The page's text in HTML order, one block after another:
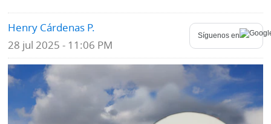
Economía
Mundo
Deportes
Tecnología
Opinión
Blogs
Fotografías
Videos
Henry Cárdenas P.
28 jul 2025 - 11:06 PM
Síguenos en